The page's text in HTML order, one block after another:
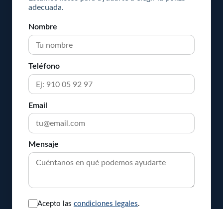
adecuada.
Nombre
Teléfono
Email
Mensaje
Acepto las condiciones legales